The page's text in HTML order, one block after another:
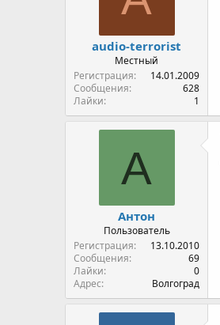
audio-terrorist
Местный
Регистрация
14.01.2009
Сообщения
628
Лайки
1
А
Антон
Пользователь
Регистрация
13.10.2010
Сообщения
69
Лайки
0
Адрес
Волгоград